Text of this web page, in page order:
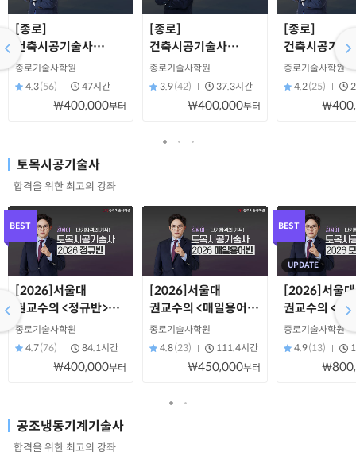
[종로]
건축시공기술사
서술반(2026)
종로기술사학원
4.3(56) 47시간
₩400,000부터
[종로]
건축시공기술사
용어설명반(2026)
종로기술사학원
3.9(42) 37.3시간
₩400,000부터
[종로]
건축시공기술
특강반(2026)
종로기술사학원
4.2(25)
토목시공기술사
합격을 위한 최고의 강좌
BEST
[2026]서울대
권교수의 <정규반>
토목시공기술사
종로기술사학원
4.7(76) 84.1시간
₩400,000부터
[2026]서울대
권교수의 <매일용어반
> 토목시공기술사
종로기술사학원
4.8(23) 111.4시간
₩450,000부터
BEST
UPDATE
[2026]서울대
권교수의 <모
토목시공기술
종로기술사학원
4.9(13)
공조냉동기계기술사
합격을 위한 최고의 강좌